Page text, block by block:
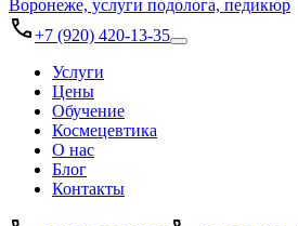
+7 (920) 420-13-35
Услуги
Цены
Обучение
Космецевтика
О нас
Блог
Контакты